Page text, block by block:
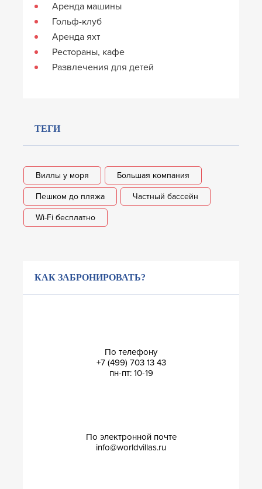
Аренда машины
Гольф-клуб
Аренда яхт
Рестораны, кафе
Развлечения для детей
ТЕГИ
Виллы у моря Большая компания
Пешком до пляжа Частный бассейн
Wi-Fi бесплатно
КАК ЗАБРОНИРОВАТЬ?
По телефону
+7 (499) 703 13 43
пн-пт: 10-19
По электронной почте
info@worldvillas.ru